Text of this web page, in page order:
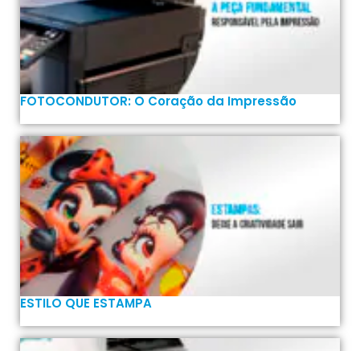
FOTOCONDUTOR: O Coração da Impressão
ESTILO QUE ESTAMPA